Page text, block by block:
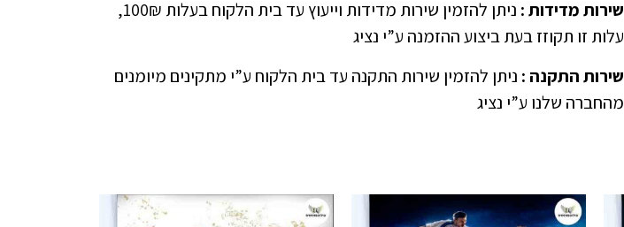
שירות מדידות:
ניתן להזמין שירות מדידות וייעוץ עד בית הלקוח בעלות 100₪,
עלות זו תקוזז בעת ביצוע ההזמנה ע”י נציג
שירות התקנה : ניתן להזמין שירות התקנה עד בית הלקוח ע”י מתקינים מיומנים
מהחברה שלנו ע”י נציג